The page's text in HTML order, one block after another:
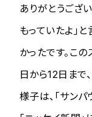
ありがとうござ
もっていたよ」
かったです。こ
日から12日まで
様子は、「サン